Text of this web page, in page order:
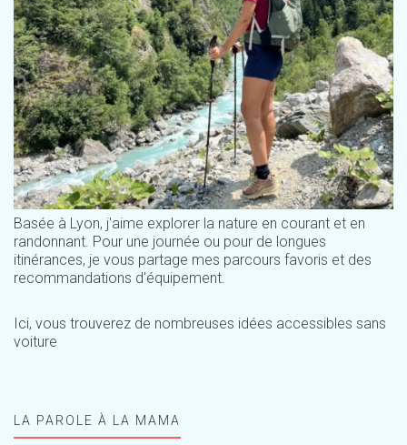
Basée à Lyon, j'aime explorer la nature en courant et en
randonnant. Pour une journée ou pour de longues
itinérances, je vous partage mes parcours favoris et des
recommandations d'équipement.
Ici, vous trouverez de nombreuses idées accessibles sans
voiture
LA PAROLE À LA MAMA